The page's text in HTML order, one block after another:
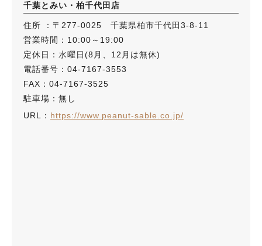
千葉とみい・柏千代田店
住所 ：〒277-0025 千葉県柏市千代田3-8-11
営業時間：10:00～19:00
定休日：水曜日(8月、12月は無休)
電話番号：04-7167-3553
FAX：04-7167-3525
駐車場：無し
URL： https://www.peanut-sable.co.jp/